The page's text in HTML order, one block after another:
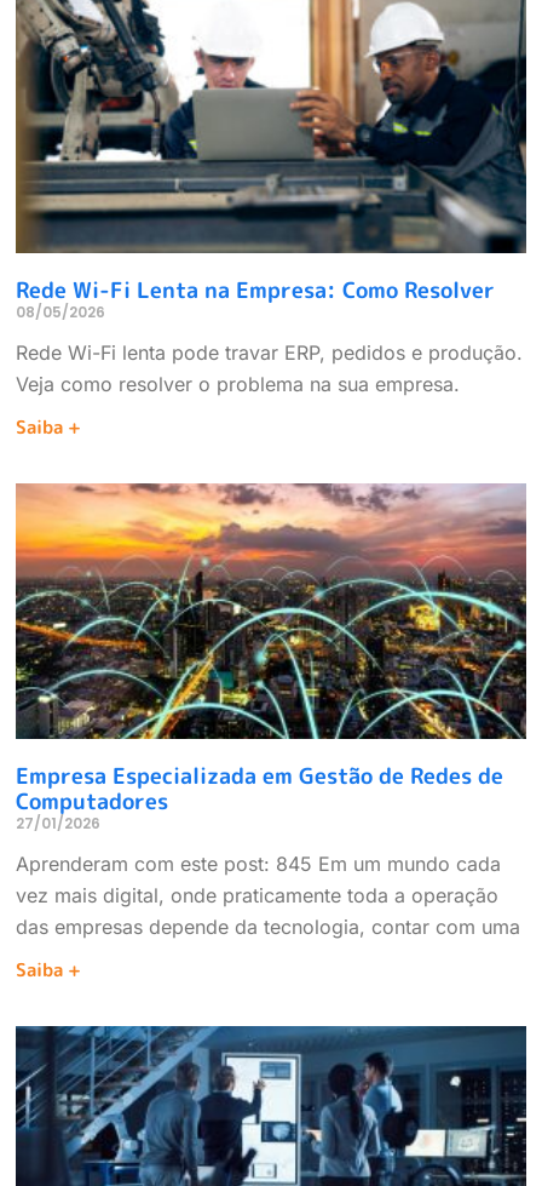
Rede Wi-Fi Lenta na Empresa: Como Resolver
08/05/2026
Rede Wi-Fi lenta pode travar ERP, pedidos e produção.
Veja como resolver o problema na sua empresa.
Saiba +
Empresa Especializada em Gestão de Redes de
Computadores
27/01/2026
Aprenderam com este post: 845 Em um mundo cada
vez mais digital, onde praticamente toda a operação
das empresas depende da tecnologia, contar com uma
Saiba +